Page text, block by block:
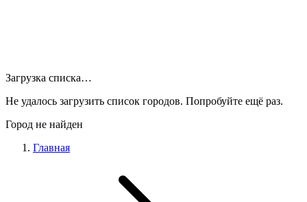
Загрузка списка…
Не удалось загрузить список городов. Попробуйте ещё раз.
Город не найден
Главная